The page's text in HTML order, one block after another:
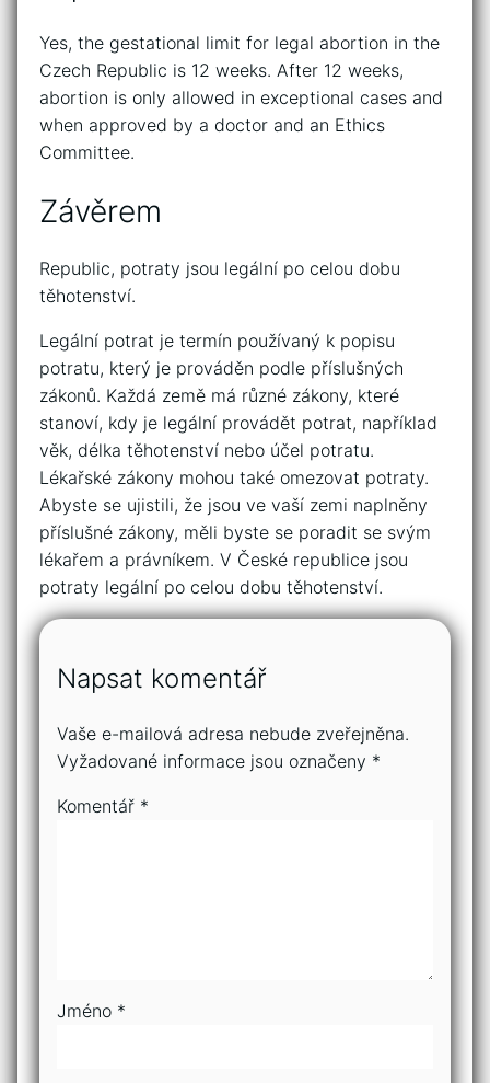
Yes, the gestational limit for legal abortion in the
Czech Republic is 12 weeks. After 12 weeks,
abortion is only allowed in exceptional cases and
when approved by a doctor and an Ethics
Committee.
Závěrem
Republic, potraty jsou legální po celou dobu
těhotenství.
Legální potrat je termín používaný k popisu
potratu, který je prováděn podle příslušných
zákonů. Každá země má různé zákony, které
stanoví, kdy je legální provádět potrat, například
věk, délka těhotenství nebo účel potratu.
Lékařské zákony mohou také omezovat potraty.
Abyste se ujistili, že jsou ve vaší zemi naplněny
příslušné zákony, měli byste se poradit se svým
lékařem a právníkem. V České republice jsou
potraty legální po celou dobu těhotenství.
Napsat komentář
Vaše e-mailová adresa nebude zveřejněna.
Vyžadované informace jsou označeny *
Komentář *
Jméno *